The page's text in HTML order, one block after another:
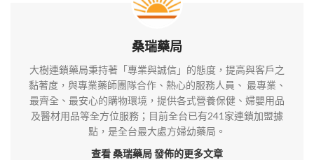
桑瑞藥局
大樹連鎖藥局秉持著「專業與誠信」的態度，提高與客戶之
黏著度，與專業藥師團隊合作、熱心的服務人員、 最專業、
最齊全、最安心的購物環境，提供各式營養保健、婦嬰用品
及醫材用品等全方位服務；目前全台已有241家連鎖加盟據
點，是全台最大處方婦幼藥局。
查看 桑瑞藥局發佈的更多文章